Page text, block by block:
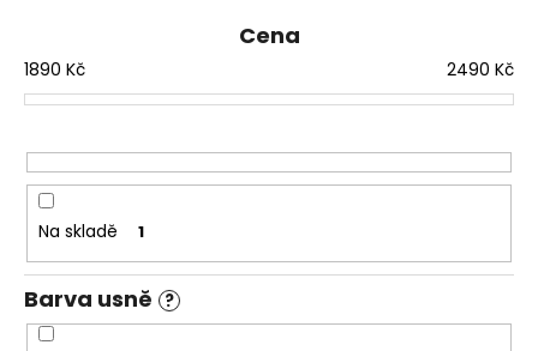
r
o
u
k
ů
Cena
1890 Kč 2490 Kč
Na skladě 1
Barva usně ?
j
í
?
HLEDAT